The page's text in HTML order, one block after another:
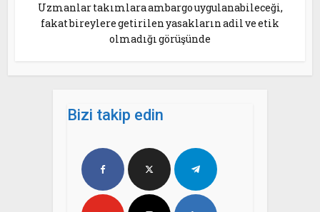
Uzmanlar takımlara ambargo uygulanabileceği,
fakat bireylere getirilen yasakların adil ve etik
olmadığı görüşünde
Bizi takip edin